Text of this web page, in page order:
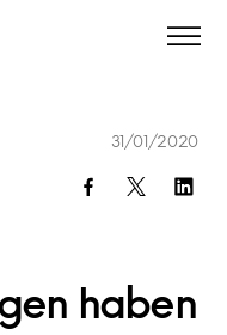
haben
31/01/2020